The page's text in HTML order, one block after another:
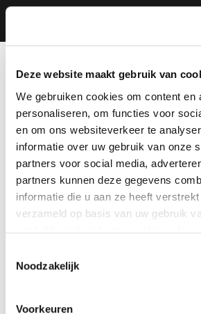
Deze website maakt gebruik van
We gebruiken cookies om content en
personaliseren, om functies voor
en om ons websiteverkeer te
informatie over uw gebruik van onze
partners voor social media,
partners kunnen deze gegevens
informatie die u aan ze heeft
verzameld op basis van uw gebruik
Noodzakelijk
Voorkeuren